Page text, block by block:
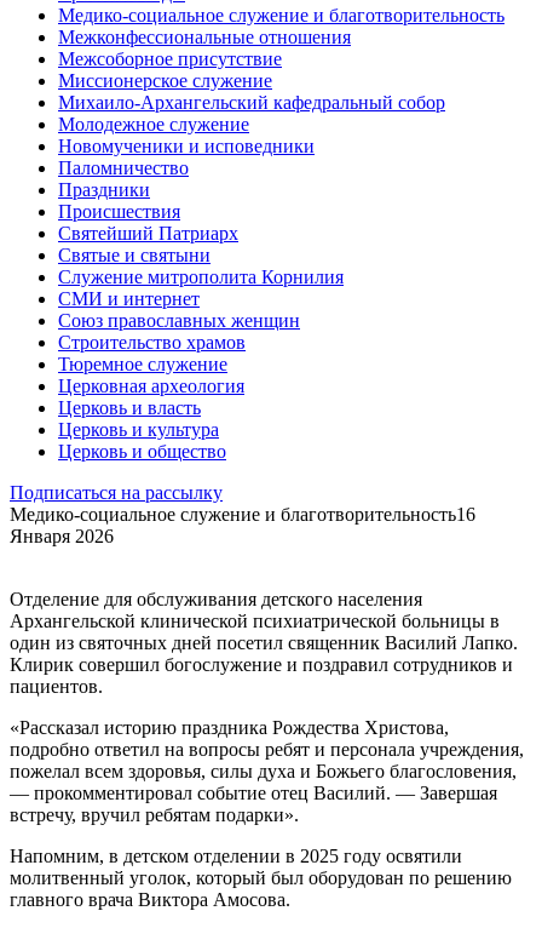
Медико-социальное служение и благотворительность
Межконфессиональные отношения
Межсоборное присутствие
Миссионерское служение
Михаило-Архангельский кафедральный собор
Молодежное служение
Новомученики и исповедники
Паломничество
Праздники
Происшествия
Святейший Патриарх
Святые и святыни
Служение митрополита Корнилия
СМИ и интернет
Союз православных женщин
Строительство храмов
Тюремное служение
Церковная археология
Церковь и власть
Церковь и культура
Церковь и общество
Подписаться на рассылку
Медико-социальное служение и благотворительность16
Января 2026
Отделение для обслуживания детского населения
Архангельской клинической психиатрической больницы в
один из святочных дней посетил священник Василий Лапко.
Клирик совершил богослужение и поздравил сотрудников и
пациентов.
«Рассказал историю праздника Рождества Христова,
подробно ответил на вопросы ребят и персонала учреждения,
пожелал всем здоровья, силы духа и Божьего благословения,
— прокомментировал событие отец Василий. — Завершая
встречу, вручил ребятам подарки».
Напомним, в детском отделении в 2025 году освятили
молитвенный уголок, который был оборудован по решению
главного врача Виктора Амосова.